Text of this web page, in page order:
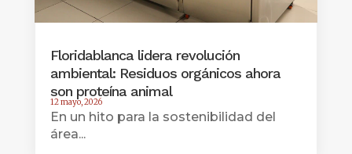
Floridablanca lidera revolución
ambiental: Residuos orgánicos ahora
son proteína animal
12 mayo, 2026
En un hito para la sostenibilidad del
área...